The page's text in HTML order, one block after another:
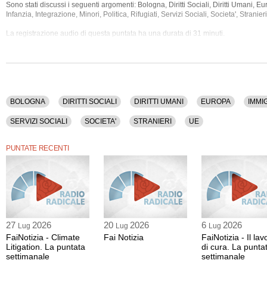
Sono stati discussi i seguenti argomenti: Bologna, Diritti Sociali, Diritti Umani,
Infanzia, Integrazione, Minori, Politica, Rifugiati, Servizi Sociali, Societa',
La registrazione audio di questa puntata ha una durata di 31 minuti.
BOLOGNA DIRITTI SOCIALI DIRITTI UMANI EUROPA
SERVIZI SOCIALI SOCIETA' STRANIERI UE
PUNTATE RECENTI
27 Lug 2026
FaiNotizia - Climate
Litigation. La puntata
settimanale
20 Lug 2026
Fai Notizia
6 Lug 2026
FaiNotizia - Il
di cura. La
settimanale